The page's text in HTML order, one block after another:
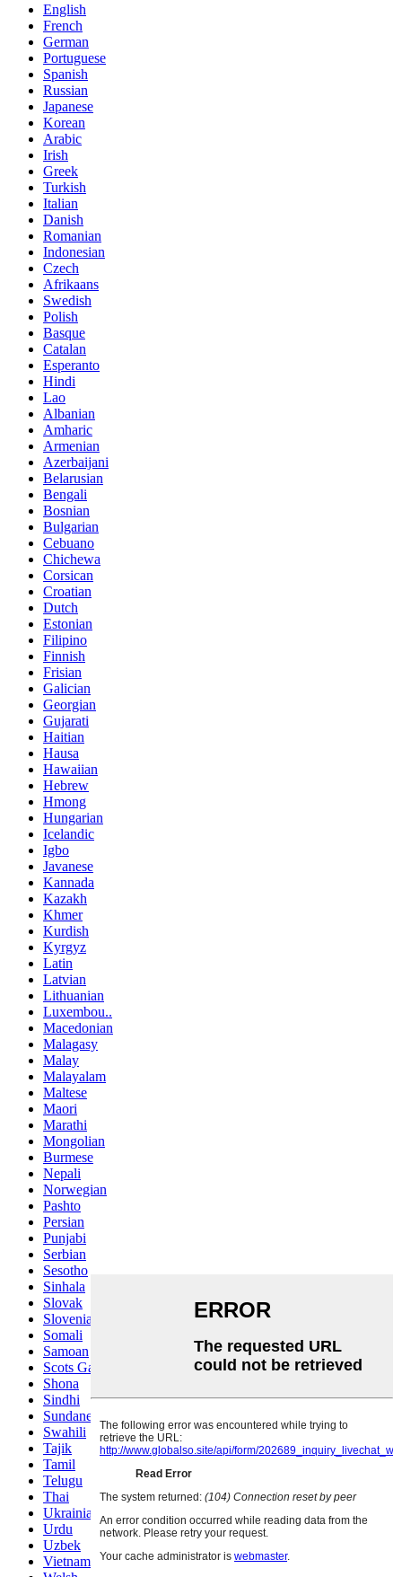
English
French
German
Portuguese
Spanish
Russian
Japanese
Korean
Arabic
Irish
Greek
Turkish
Italian
Danish
Romanian
Indonesian
Czech
Afrikaans
Swedish
Polish
Basque
Catalan
Esperanto
Hindi
Lao
Albanian
Amharic
Armenian
Azerbaijani
Belarusian
Bengali
Bosnian
Bulgarian
Cebuano
Chichewa
Corsican
Croatian
Dutch
Estonian
Filipino
Finnish
Frisian
Galician
Georgian
Gujarati
Haitian
Hausa
Hawaiian
Hebrew
Hmong
Hungarian
Icelandic
Igbo
Javanese
Kannada
Kazakh
Khmer
Kurdish
Kyrgyz
Latin
Latvian
Lithuanian
Luxembou..
Macedonian
Malagasy
Malay
Malayalam
Maltese
Maori
Marathi
Mongolian
Burmese
Nepali
Norwegian
Pashto
Persian
Punjabi
Serbian
Sesotho
Sinhala
Slovak
Slovenian
Somali
Samoan
Scots Gaelic
Shona
Sindhi
Sundanese
Swahili
Tajik
Tamil
Telugu
Thai
Ukrainian
Urdu
Uzbek
Vietnamese